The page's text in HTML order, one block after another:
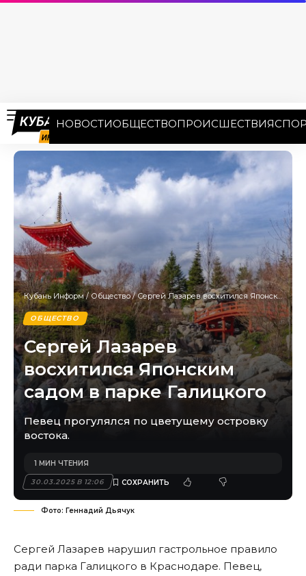
НОВОСТИОБЩЕСТВОПРОИСШЕСТВИЯ
Кубань Информ/Общество/Сергей Лазарев восхитился Японским садом в парке Галицкого
ОБЩЕСТВО
Сергей Лазарев
восхитился Японским
садом в парке Галицкого
Певец прогулялся по цветущему островку
востока.
30.03.2025 В 12:06
1 МИН ЧТЕНИЯ
Фото: Геннадий Дьячук
Сергей Лазарев нарушил гастрольное правило
ради парка Галицкого в Краснодаре. Певец,